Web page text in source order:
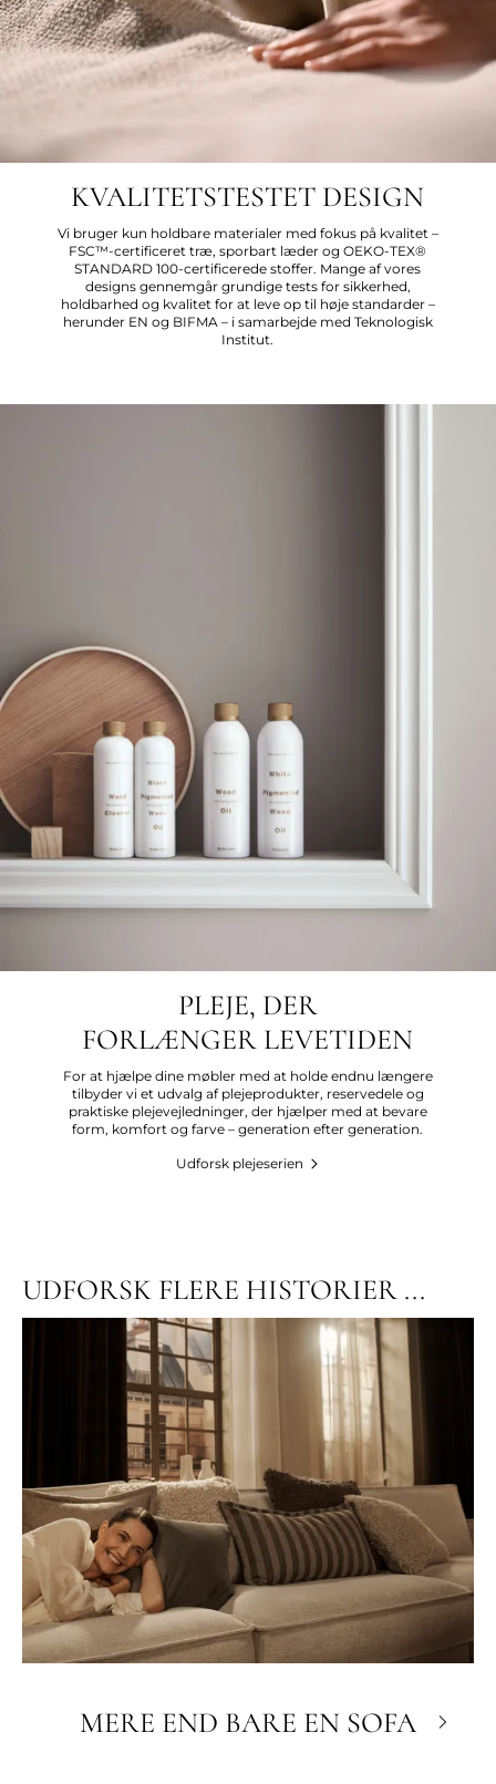
KVALITETSTESTET DESIGN
Vi bruger kun holdbare materialer med fokus på kvalitet –
FSC™-certificeret træ, sporbart læder og OEKO-TEX®
STANDARD 100-certificerede stoffer. Mange af vores
designs gennemgår grundige tests for sikkerhed,
holdbarhed og kvalitet for at leve op til høje standarder –
herunder EN og BIFMA – i samarbejde med Teknologisk
Institut.
PLEJE, DER
FORLÆNGER LEVETIDEN
For at hjælpe dine møbler med at holde endnu længere
tilbyder vi et udvalg af plejeprodukter, reservedele og
praktiske plejevejledninger, der hjælper med at bevare
form, komfort og farve – generation efter generation.
Udforsk plejeserien
UDFORSK FLERE HISTORIER ...
MERE END BARE EN SOFA